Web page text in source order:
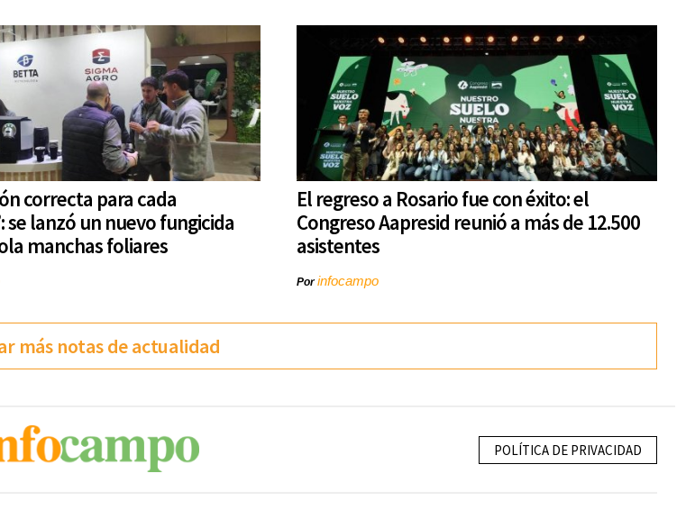
correcta para cada
se lanzó un nuevo fungicida
manchas foliares
El regreso a Rosario fue con éxito: el
Congreso Aapresid reunió a más de 12.500
asistentes
Porinfocampo
más notas de actualidad
POLÍTICA DE PRIVACIDAD